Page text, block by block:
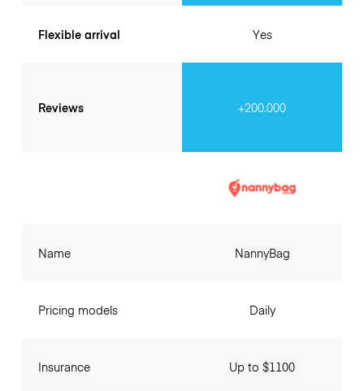
Flexible arrival
Reviews
Yes
+200.000
Name
Pricing models
Insurance
NannyBag
Daily
Up to $1100